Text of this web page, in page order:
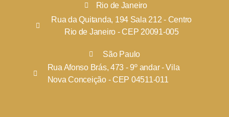
Rio de Janeiro
Rua da Quitanda, 194 Sala 212 - Centro
Rio de Janeiro - CEP 20091-005
São Paulo
Rua Afonso Brás, 473 - 9º andar - Vila
Nova Conceição - CEP 04511-011